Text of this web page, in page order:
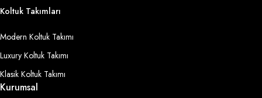
Koltuk Takımları
Modern Koltuk Takımı
Luxury Koltuk Takımı
Klasik Koltuk Takımı
Kurumsal